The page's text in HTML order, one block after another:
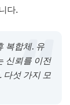
다.
복합체. 유
신뢰를 이전
다섯 가지 모